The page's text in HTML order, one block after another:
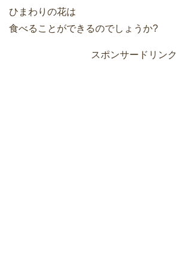
ひまわりの花は
食べることができるのでしょうか?
スポンサードリンク